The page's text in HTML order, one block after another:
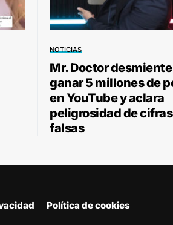
NOTICIAS
Mr. Doctor desmiente
ganar 5 millones de
en YouTube y aclara
peligrosidad de cifras
falsas
Política de cookies